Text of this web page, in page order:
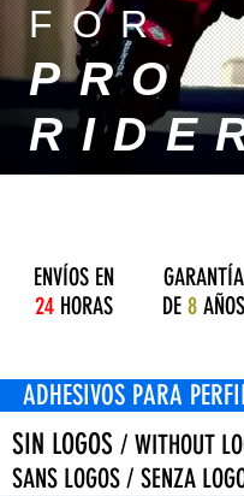
FOR
PRO
ENVÍOS EN
24 HORAS
GARANTÍA
DE 8 AÑOS
PARA PERFIL
SIN LOGOS / WITHOUT
SANS LOGOS / SENZA